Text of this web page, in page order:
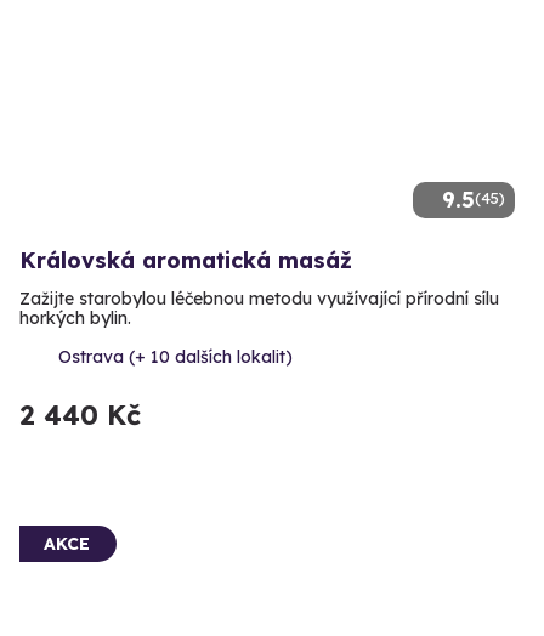
9.5(45)
Královská aromatická masáž
Zažijte starobylou léčebnou metodu využívající přírodní sílu
horkých bylin.
Ostrava (+ 10 dalších lokalit)
2 440 Kč
AKCE